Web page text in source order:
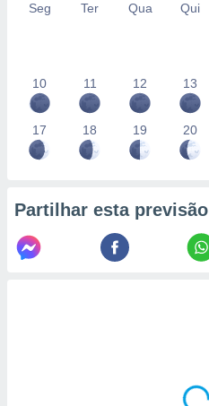
Seg Ter Qua Qui
10 11 12 13
17 18 19 20
Partilhar esta previsão